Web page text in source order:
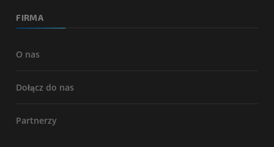
FIRMA
O nas
Dołącz do nas
Partnerzy